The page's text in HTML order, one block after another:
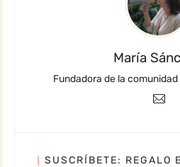
María
Fundadora de la
SUSCRÍBETE: REGALO